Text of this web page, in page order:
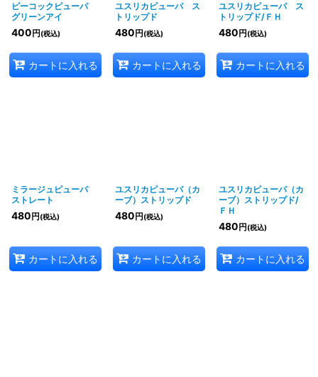
ピーコックピューパ
グリーンアイ
400 円 (税込)
カートに入れる
ユスリカピューパ ス
トリップド
480 円 (税込)
カートに入れる
ユスリカピューパ ス
トリップド/ＦＨ
480 円 (税込)
カートに入れる
ミラージュピューパ
ストレート
480 円 (税込)
カートに入れる
ユスリカピューパ（カ
ーブ）ストリップド
480 円 (税込)
カートに入れる
ユスリカピューパ（カ
ーブ）ストリップド/
ＦＨ
480 円 (税込)
カートに入れる